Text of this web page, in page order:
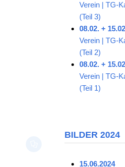
Verein | TG-
(Teil 3)
08.02. +
Verein | TG-
(Teil 2)
08.02. +
Verein | TG-
(Teil 1)
BILDER 2024
15.06.2024